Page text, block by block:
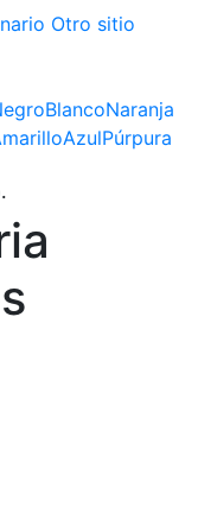
Otro sitio
BlancoNaranja
AzulPúrpura